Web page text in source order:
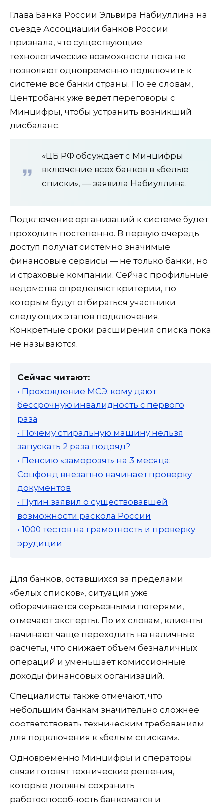
Глава Банка России Эльвира Набиуллина на
съезде Ассоциации банков России
признала, что существующие
технологические возможности пока не
позволяют одновременно подключить к
системе все банки страны. По ее словам,
Центробанк уже ведет переговоры с
Минцифры, чтобы устранить возникший
дисбаланс.
«ЦБ РФ обсуждает с Минцифры
включение всех банков в «белые
списки», — заявила Набиуллина.
Подключение организаций к системе будет
проходить постепенно. В первую очередь
доступ получат системно значимые
финансовые сервисы — не только банки, но
и страховые компании. Сейчас профильные
ведомства определяют критерии, по
которым будут отбираться участники
следующих этапов подключения.
Конкретные сроки расширения списка пока
не называются.
Сейчас читают:
• Прохождение МСЭ: кому дают
бессрочную инвалидность с первого
раза
• Почему стиральную машину нельзя
запускать 2 раза подряд?
• Пенсию «заморозят» на 3 месяца:
Соцфонд внезапно начинает проверку
документов
• Путин заявил о существовавшей
возможности раскола России
• 1000 тестов на грамотность и проверку
эрудиции
Для банков, оставшихся за пределами
«белых списков», ситуация уже
оборачивается серьезными потерями,
отмечают эксперты. По их словам, клиенты
начинают чаще переходить на наличные
расчеты, что снижает объем безналичных
операций и уменьшает комиссионные
доходы финансовых организаций.
Специалисты также отмечают, что
небольшим банкам значительно сложнее
соответствовать техническим требованиям
для подключения к «белым спискам».
Одновременно Минцифры и операторы
связи готовят технические решения,
которые должны сохранить
работоспособность банкоматов и